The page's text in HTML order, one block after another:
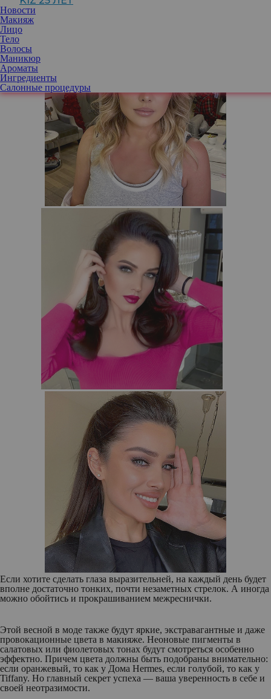
Новости
Макияж
Лицо
Тело
Волосы
Маникюр
Ароматы
Ингредиенты
Салонные процедуры
Если хотите сделать глаза выразительней, на каждый день будет
вполне достаточно тонких, почти незаметных стрелок. А иногда
можно обойтись и прокрашиванием межреснички.
Этой весной в моде также будут яркие, экстравагантные и даже
провокационные цвета в макияже. Неоновые пигменты в
салатовых или фиолетовых тонах будут смотреться особенно
эффектно. Причем цвета должны быть подобраны внимательно:
если оранжевый, то как у Дома Hermеs, если голубой, то как у
Tiffany. Но главный секрет успеха — ваша уверенность в себе и
своей неотразимости.